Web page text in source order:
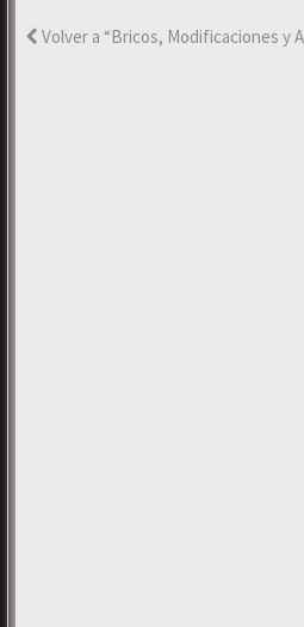
Volver a “Bricos, Modificaciones y